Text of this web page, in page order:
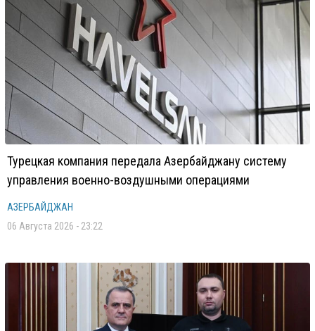
Турецкая компания передала Азербайджану систему
управления военно-воздушными операциями
АЗЕРБАЙДЖАН
06 Августа 2026 - 23:22